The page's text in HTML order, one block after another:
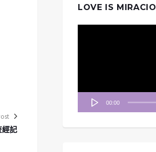
經記
LOVE IS MIRACIO
00:00